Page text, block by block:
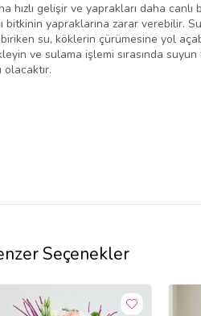
gelişir ve yaprakları daha
bitkinin yapraklarına zarar verebilir.
su, köklerin çürümesine yol
ve sulama işlemi sırasında
Seçenekler